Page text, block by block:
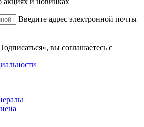
Введите адрес электронной почты
вы соглашаетесь с